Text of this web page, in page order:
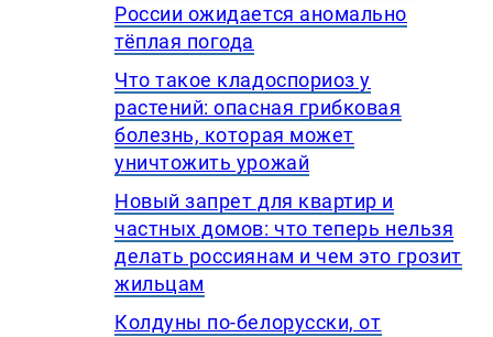
России ожидается аномально
тёплая погода
Что такое кладоспориоз у
растений: опасная грибковая
болезнь, которая может
уничтожить урожай
Новый запрет для квартир и
частных домов: что теперь нельзя
делать россиянам и чем это грозит
жильцам
Колдуны по-белорусски, от